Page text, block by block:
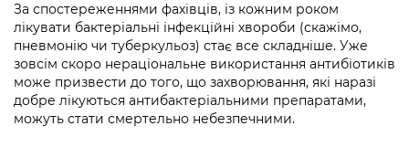
За спостереженнями фахівців, із кожним роком
лікувати бактеріальні інфекційні хвороби (скажімо,
пневмонію чи туберкульоз) стає все складніше. Уже
зовсім скоро нераціональне використання антибіотиків
може призвести до того, що захворювання, які наразі
добре лікуються антибактеріальними препаратами,
можуть стати смертельно небезпечними.